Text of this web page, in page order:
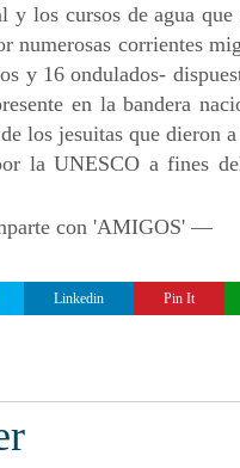
y los cursos de agua
corrientes
y 16 ondulados-
en la bandera
los jesuitas que dieron
la UNESCO a fines
con 'AMIGOS' —
Linkedin Pin It